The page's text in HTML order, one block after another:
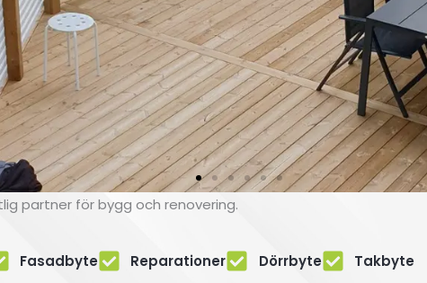
partner för bygg och renovering.
Fasadbyte Reparationer Dörrbyte
Takbyte